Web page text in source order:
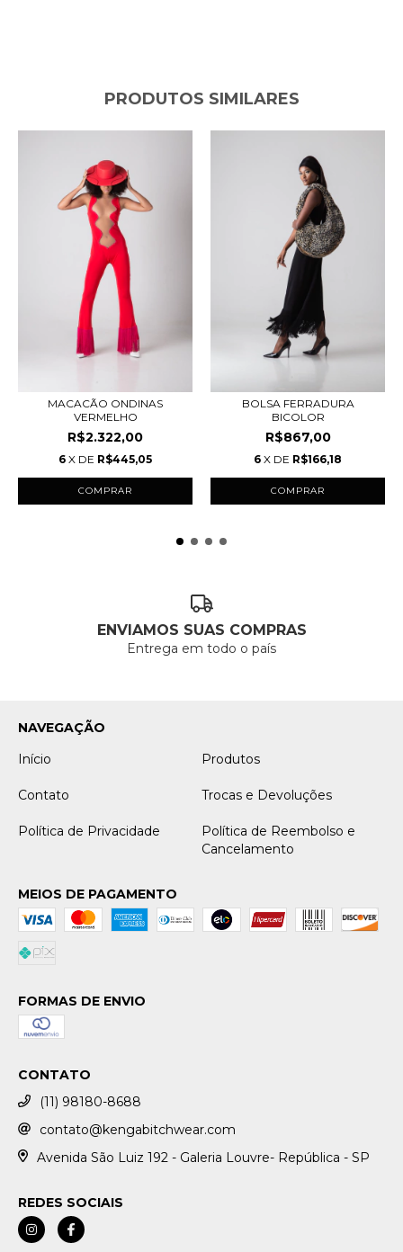
PRODUTOS SIMILARES
MACACÃO ONDINAS
VERMELHO
R$2.322,00
6 X DE R$445,05
COMPRAR
BOLSA FERRADURA
BICOLOR
R$867,00
6 X DE R$166,18
ENVIAMOS SUAS COMPRAS
Entrega em todo o país
NAVEGAÇÃO
Início
Produtos
Contato Trocas e Devoluções
Política de Privacidade
Política de Reembolso e
Cancelamento
MEIOS DE PAGAMENTO
FORMAS DE ENVIO
CONTATO
(11) 98180-8688
contato@kengabitchwear.com
Avenida São Luiz 192 - Galeria Louvre- República - SP
REDES SOCIAIS